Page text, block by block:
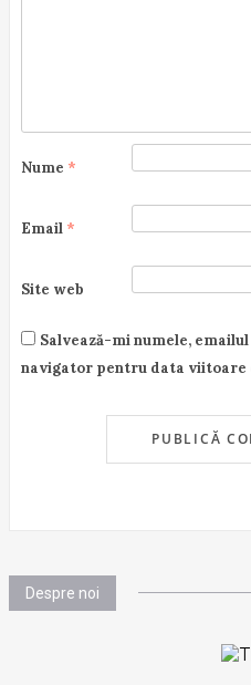
Nume *
Email *
Site web
Salvează-mi numele,
navigator pentru data viitoare
Despre noi